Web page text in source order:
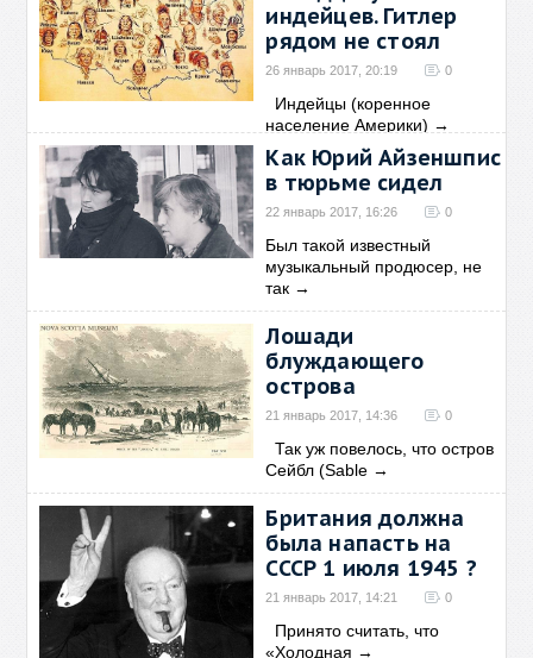
индейцев. Гитлер
рядом не стоял
26 январь 2017, 20:19 0
Индейцы (коренное
население Америки) →
Как Юрий Айзеншпис
в тюрьме сидел
22 январь 2017, 16:26 0
Был такой известный
музыкальный продюсер, не
так →
Лошади
блуждающего
острова
21 январь 2017, 14:36 0
Так уж повелось, что остров
Сейбл (Sable →
Британия должна
была напасть на
СССР 1 июля 1945 ?
21 январь 2017, 14:21 0
Принято считать, что
«Холодная →